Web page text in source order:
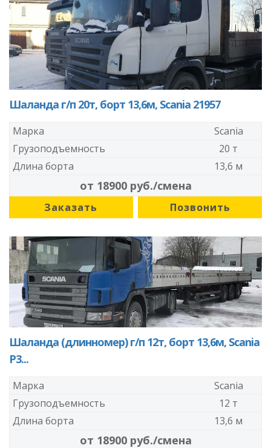
Шаланда г/п 20т, борт 13,6м, Scania 21957
Марка
Scania
Грузоподъемность
20 т
Длина борта
13,6 м
от 18900 руб./смена
Заказать Позвонить
Шаланда (длинномер) г/п 12т, борт 13,6м, Scania
P3...
Марка
Scania
Грузоподъемность
12 т
Длина борта
13,6 м
от 18900 руб./смена